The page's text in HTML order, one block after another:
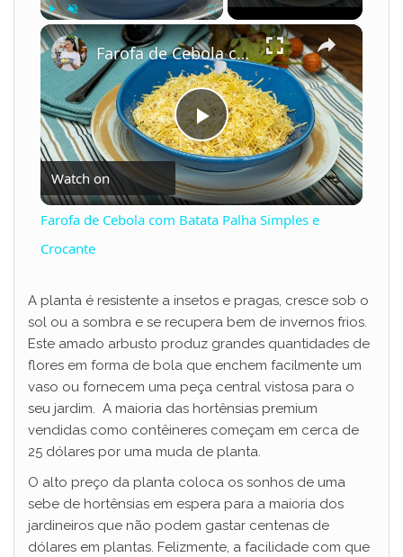
Play Unmute ×
P
l
y
V
i
d
e
Farofa de Cebola com Batata Palha Simples e Crocante
Watch on
Farofa de Cebola com Batata Palha Simples e
Crocante
A planta é resistente a insetos e pragas, cresce sob o
sol ou a sombra e se recupera bem de invernos frios.
Este amado arbusto produz grandes quantidades de
flores em forma de bola que enchem facilmente um
vaso ou fornecem uma peça central vistosa para o
seu jardim. A maioria das hortênsias premium
vendidas como contêineres começam em cerca de
25 dólares por uma muda de planta.
O alto preço da planta coloca os sonhos de uma
sebe de hortênsias em espera para a maioria dos
jardineiros que não podem gastar centenas de
dólares em plantas. Felizmente, a facilidade com que